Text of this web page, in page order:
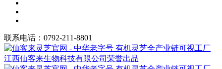
联系电话：0792-211-8801